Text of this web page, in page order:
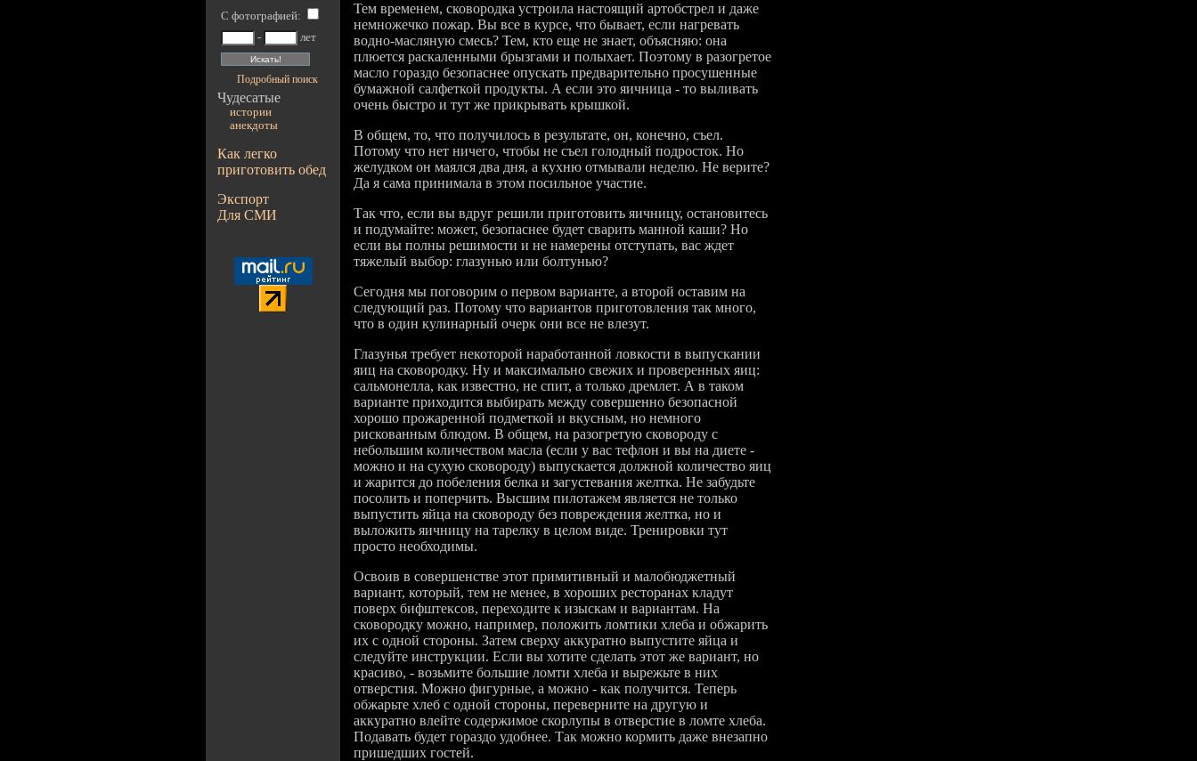
С фотографией:
-
лет
Подробный поиск
Чудесатые
истории
анекдоты
Как легко
приготовить обед
Экспорт
Для СМИ
Тем временем, сковородка устроила настоящий артобстрел и даже
немножечко пожар. Вы все в курсе, что бывает, если нагревать
водно-масляную смесь? Тем, кто еще не знает, объясняю: она
плюется раскаленными брызгами и полыхает. Поэтому в разогретое
масло гораздо безопаснее опускать предварительно просушенные
бумажной салфеткой продукты. А если это яичница - то выливать
очень быстро и тут же прикрывать крышкой.
В общем, то, что получилось в результате, он, конечно, съел.
Потому что нет ничего, чтобы не съел голодный подросток. Но
желудком он маялся два дня, а кухню отмывали неделю. Не верите?
Да я сама принимала в этом посильное участие.
Так что, если вы вдруг решили приготовить яичницу, остановитесь
и подумайте: может, безопаснее будет сварить манной каши? Но
если вы полны решимости и не намерены отступать, вас ждет
тяжелый выбор: глазунью или болтунью?
Сегодня мы поговорим о первом варианте, а второй оставим на
следующий раз. Потому что вариантов приготовления так много,
что в один кулинарный очерк они все не влезут.
Глазунья требует некоторой наработанной ловкости в выпускании
яиц на сковородку. Ну и максимально свежих и проверенных яиц:
сальмонелла, как известно, не спит, а только дремлет. А в таком
варианте приходится выбирать между совершенно безопасной
хорошо прожаренной подметкой и вкусным, но немного
рискованным блюдом. В общем, на разогретую сковороду с
небольшим количеством масла (если у вас тефлон и вы на диете -
можно и на сухую сковороду) выпускается должной количество яиц
и жарится до побеления белка и загустевания желтка. Не забудьте
посолить и поперчить. Высшим пилотажем является не только
выпустить яйца на сковороду без повреждения желтка, но и
выложить яичницу на тарелку в целом виде. Тренировки тут
просто необходимы.
Освоив в совершенстве этот примитивный и малобюджетный
вариант, который, тем не менее, в хороших ресторанах кладут
поверх бифштексов, переходите к изыскам и вариантам. На
сковородку можно, например, положить ломтики хлеба и обжарить
их с одной стороны. Затем сверху аккуратно выпустите яйца и
следуйте инструкции. Если вы хотите сделать этот же вариант, но
красиво, - возьмите большие ломти хлеба и вырежьте в них
отверстия. Можно фигурные, а можно - как получится. Теперь
обжарьте хлеб с одной стороны, переверните на другую и
аккуратно влейте содержимое скорлупы в отверстие в ломте хлеба.
Подавать будет гораздо удобнее. Так можно кормить даже внезапно
пришедших гостей.